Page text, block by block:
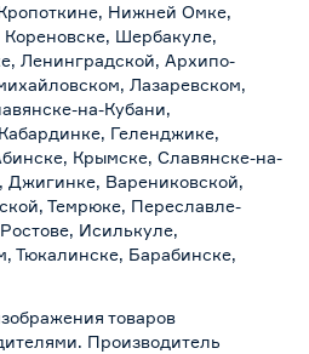
Нижней Омке,
Шербакуле,
Ленинградской, Архипо-
Лазаревском,
на-Кубани,
Геленджике,
Крымске, Славянске-на-
Джигинке, Варениковской,
Темрюке, Переславле-
Исилькуле,
Тюкалинске, Барабинске,
товаров
Производитель